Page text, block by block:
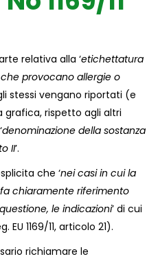
relativa alla ‘etichettatura
provocano allergie o
stessi vengano riportati (e
grafica, rispetto agli altri
denominazione della sostanza
II’.
che ‘nei casi in cui la
chiaramente riferimento
le indicazioni’ di cui
EU 1169/11, articolo 21).
richiamare le